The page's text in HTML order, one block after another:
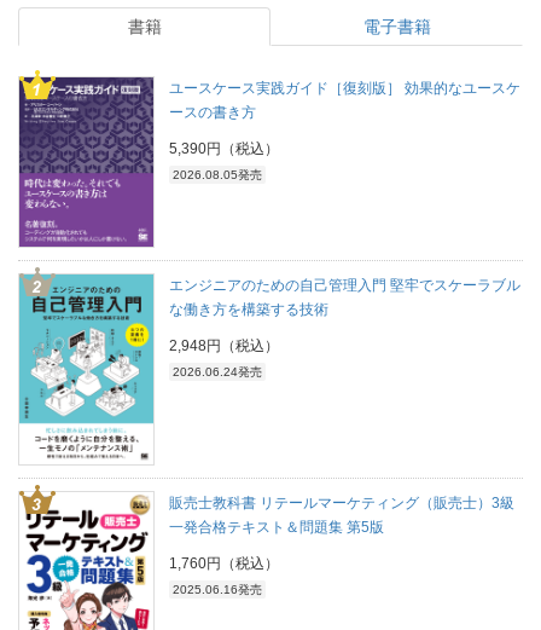
書籍 電子書籍
ユースケース実践ガイド［復刻版］ 効果的なユースケ
ースの書き方
5,390円（税込）
2026.08.05発売
エンジニアのための自己管理入門 堅牢でスケーラブル
な働き方を構築する技術
2,948円（税込）
2026.06.24発売
販売士教科書 リテールマーケティング（販売士）3級
一発合格テキスト＆問題集 第5版
1,760円（税込）
2025.06.16発売